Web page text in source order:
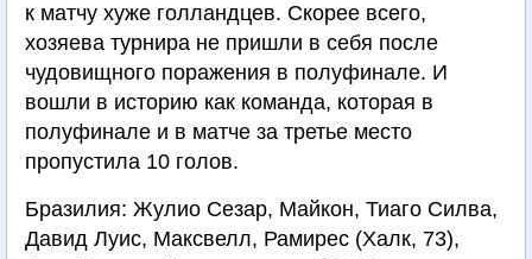
к матчу хуже голландцев. Скорее всего,
хозяева турнира не пришли в себя после
чудовищного поражения в полуфинале. И
вошли в историю как команда, которая в
полуфинале и в матче за третье место
пропустила 10 голов.
Бразилия: Жулио Сезар, Майкон, Тиаго Силва,
Давид Луис, Максвелл, Рамирес (Халк, 73),